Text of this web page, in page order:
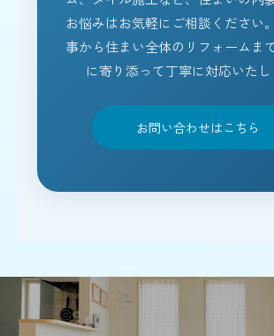
お悩みはお気軽にご相談ください
事から住まい全体のリフォームま
に寄り添って丁寧に対応いたし
お問い合わせはこちら